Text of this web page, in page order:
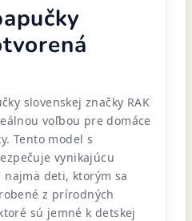
slovenskej značky RAK
voľbou pre domáce
Tento model s
vynikajúcu
deti, ktorým sa
z prírodných
sú jemné k detskej